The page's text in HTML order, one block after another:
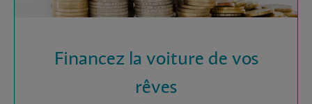
Financez la voiture de vos
rêves